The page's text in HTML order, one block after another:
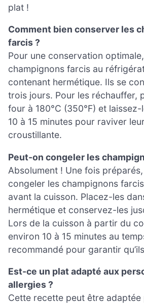
plat !
Comment bien conserver les
farcis ?
Pour une conservation
champignons farcis au
contenant hermétique. Ils se
trois jours. Pour les réchauffer,
four à 180°C (350°F) et
10 à 15 minutes pour raviver
croustillante.
Peut-on congeler les
Absolument ! Une fois
congeler les champignons
avant la cuisson. Placez-les
hermétique et conservez-les
Lors de la cuisson à partir du
environ 10 à 15 minutes au
recommandé pour garantir
Est-ce un plat adapté aux
allergies ?
Cette recette peut être